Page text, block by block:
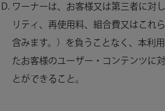
ワーナーは、お客様又は第三者に対
リティ、再使用料、組合費又はこれ
含みます。）を負うことなく、本利
たお客様のユーザー・コンテンツに
とができること。